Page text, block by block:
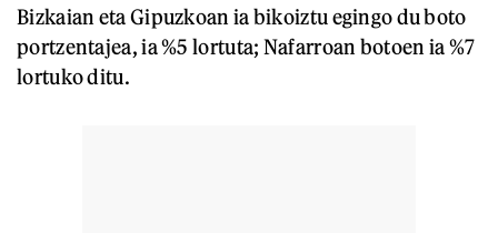
Bizkaian eta Gipuzkoan ia bikoiztu egingo du boto
portzentajea, ia %5 lortuta; Nafarroan botoen ia %7
lortuko ditu.